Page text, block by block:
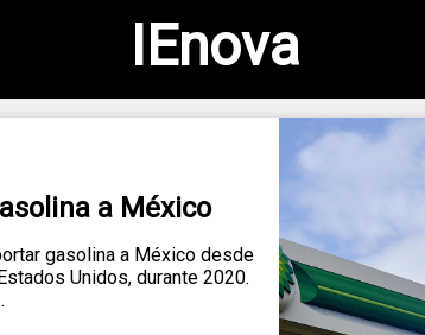
IEnova
a México
gasolina a México desde
Unidos, durante 2020.